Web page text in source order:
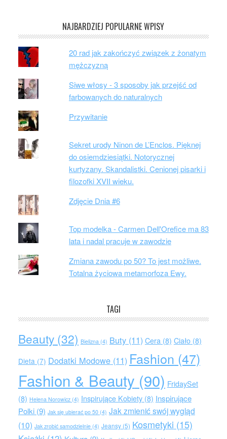
NAJBARDZIEJ POPULARNE WPISY
20 rad jak zakończyć związek z żonatym
mężczyzną
Siwe włosy - 3 sposoby jak przejść od
farbowanych do naturalnych
Przywitanie
Sekret urody Ninon de L’Enclos. Pięknej
do osiemdziesiątki. Notorycznej
kurtyzany. Skandalistki. Cenionej pisarki i
filozofki XVII wieku.
Zdjęcie Dnia #6
Top modelka - Carmen Dell'Orefice ma 83
lata i nadal pracuje w zawodzie
Zmiana zawodu po 50? To jest możliwe.
Totalna życiowa metamorfoza Ewy.
TAGI
Beauty(32) Bielizna(4) Buty(11) Cera(8) Ciało(8)
Dieta(7) Dodatki Modowe(11) Fashion (47)
Fashion & Beauty (90) FridaySet
(8) Helena Norowicz(4) Inspirujące Kobiety(8) Inspirujące
Polki(9) Jak się ubierać po 50(4) Jak zmienić swój wygląd
(10) Jak zrobić samodzielnie(4) Jeansy(5) Kosmetyki (15)